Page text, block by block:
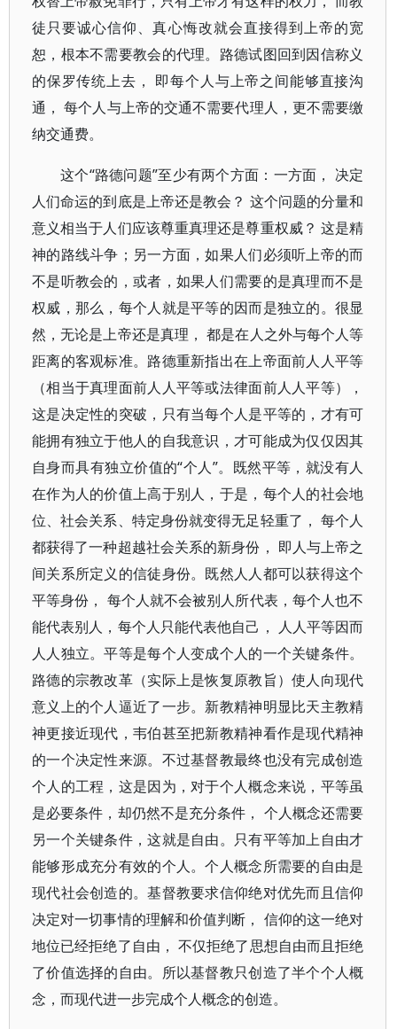
徒只要诚心信仰、真心悔改就会直接得到上帝的宽
恕，根本不需要教会的代理。路德试图回到因信称义
的保罗传统上去， 即每个人与上帝之间能够直接沟
通， 每个人与上帝的交通不需要代理人，更不需要缴
纳交通费。
这个“路德问题”至少有两个方面：一方面， 决定
人们命运的到底是上帝还是教会？ 这个问题的分量和
意义相当于人们应该尊重真理还是尊重权威？ 这是精
神的路线斗争；另一方面，如果人们必须听上帝的而
不是听教会的，或者，如果人们需要的是真理而不是
权威，那么，每个人就是平等的因而是独立的。很显
然，无论是上帝还是真理， 都是在人之外与每个人等
距离的客观标准。路德重新指出在上帝面前人人平等
（相当于真理面前人人平等或法律面前人人平等），
这是决定性的突破，只有当每个人是平等的，才有可
能拥有独立于他人的自我意识，才可能成为仅仅因其
自身而具有独立价值的“个人”。既然平等，就没有人
在作为人的价值上高于别人，于是，每个人的社会地
位、社会关系、特定身份就变得无足轻重了， 每个人
都获得了一种超越社会关系的新身份， 即人与上帝之
间关系所定义的信徒身份。既然人人都可以获得这个
平等身份， 每个人就不会被别人所代表，每个人也不
能代表别人，每个人只能代表他自己， 人人平等因而
人人独立。平等是每个人变成个人的一个关键条件。
路德的宗教改革（实际上是恢复原教旨）使人向现代
意义上的个人逼近了一步。新教精神明显比天主教精
神更接近现代，韦伯甚至把新教精神看作是现代精神
的一个决定性来源。不过基督教最终也没有完成创造
个人的工程，这是因为，对于个人概念来说，平等虽
是必要条件，却仍然不是充分条件， 个人概念还需要
另一个关键条件，这就是自由。只有平等加上自由才
能够形成充分有效的个人。个人概念所需要的自由是
现代社会创造的。基督教要求信仰绝对优先而且信仰
决定对一切事情的理解和价值判断， 信仰的这一绝对
地位已经拒绝了自由， 不仅拒绝了思想自由而且拒绝
了价值选择的自由。所以基督教只创造了半个个人概
念，而现代进一步完成个人概念的创造。